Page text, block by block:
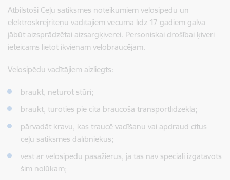
Atbilstoši Ceļu satiksmes noteikumiem velosipēdu un
elektroskrejriteņu vadītājiem vecumā līdz 17 gadiem galvā
jābūt aizsprādzētai aizsargķiverei. Personiskai drošībai ķiveri
ieteicams lietot ikvienam velobraucējam.
Velosipēdu vadītājiem aizliegts:
braukt, neturot stūri;
braukt, turoties pie cita braucoša transportlīdzekļa;
pārvadāt kravu, kas traucē vadīšanu vai apdraud citus
ceļu satiksmes dalībniekus;
vest ar velosipēdu pasažierus, ja tas nav speciāli izgatavots
šim nolūkam;